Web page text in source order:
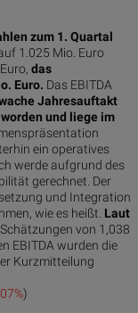
zum 1. Quartal
1.025 Mio. Euro
das
Euro. Das EBITDA
Jahresauftakt
und liege im
ein operatives
werde aufgrund des
gerechnet. Der
und Integration
wie es heißt. Laut
von 1,038
EBITDA wurden die
Kurzmitteilung
)